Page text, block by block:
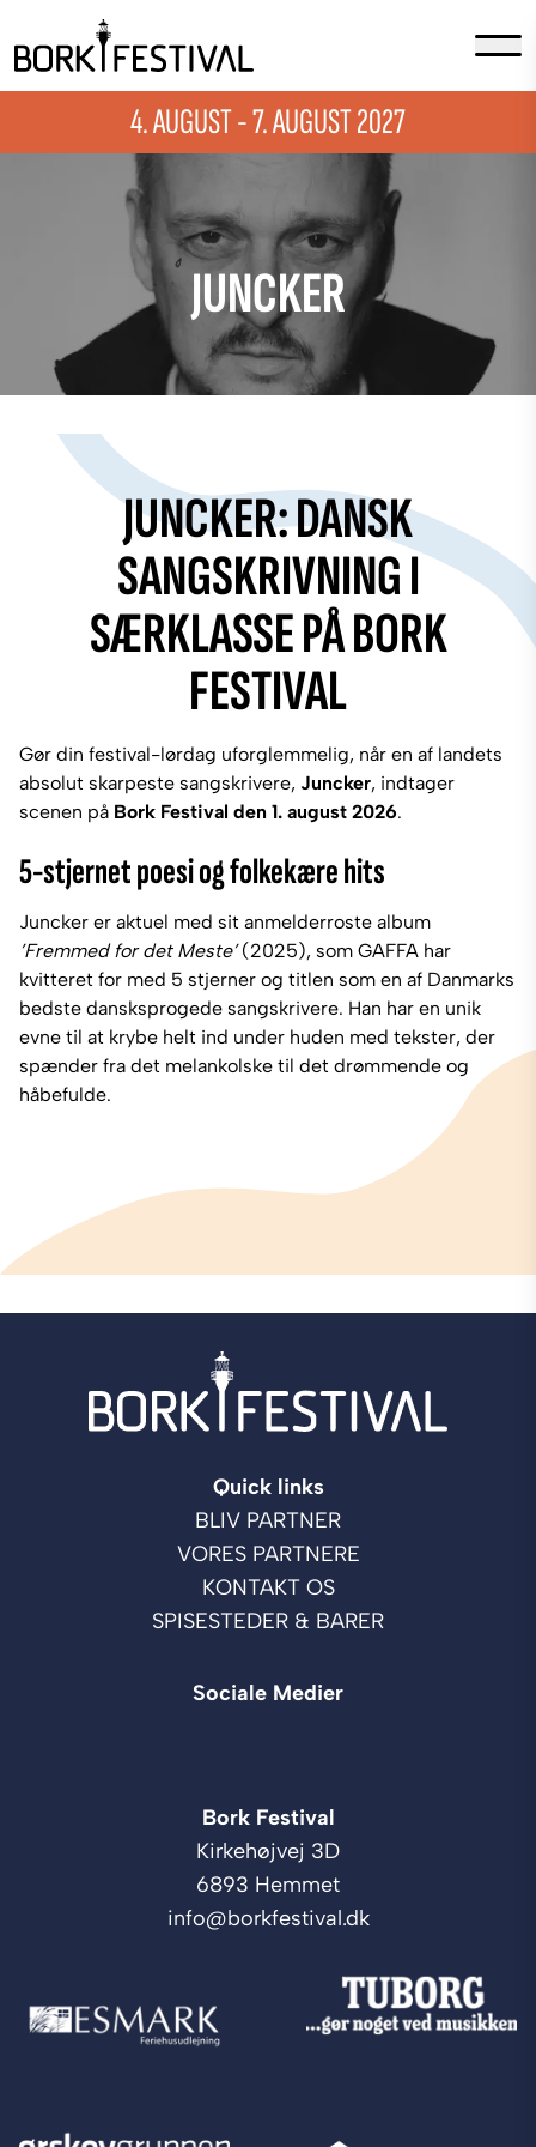
4. AUGUST - 7. AUGUST 2027
JUNCKER
JUNCKER: DANSK
SANGSKRIVNING I
SÆRKLASSE PÅ BORK
FESTIVAL
Gør din festival-lørdag uforglemmelig, når en af landets
absolut skarpeste sangskrivere, Juncker, indtager
scenen på Bork Festival den 1. august 2026.
5-stjernet poesi og folkekære hits
Juncker er aktuel med sit anmelderroste album
’Fremmed for det Meste’(2025), som GAFFA har
kvitteret for med 5 stjerner og titlen som en af Danmarks
bedste dansksprogede sangskrivere. Han har en unik
evne til at krybe helt ind under huden med tekster, der
spænder fra det melankolske til det drømmende og
håbefulde.
Bork Festival
Kirkehøjvej 3D
6893 Hemmet
info@borkfestival.dk
Quick links
BLIV PARTNER
VORES PARTNERE
KONTAKT OS
SPISESTEDER & BARER
Sociale Medier